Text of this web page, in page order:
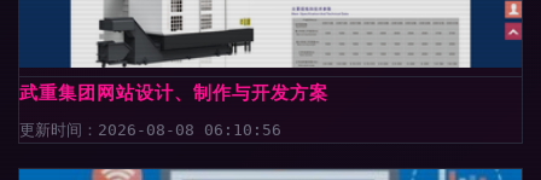
武重集团网站设计、制作与开发方案
更新时间：2026-08-08 06:10:56